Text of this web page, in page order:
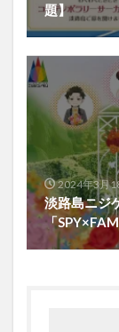
題】
2024年3月
淡路島ニジ
「